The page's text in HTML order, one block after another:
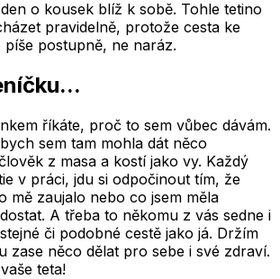
o kousek blíž k sobě. Tohle tetino
pravidelně, protože cesta ke
píše postupně, ne naráz.
říkáte, proč to sem vůbec dávám.
sem tam mohla dát něco
z masa a kostí jako vy. Každý
v práci, jdu si odpočinout tím, že
mě zaujalo nebo co jsem měla
A třeba to někomu z vás sedne i
či podobné cestě jako já. Držím
zase něco dělat pro sebe i své zdraví.
teta!